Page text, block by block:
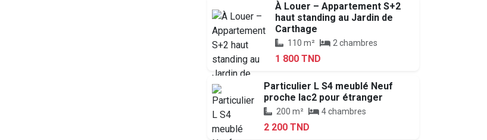
À Louer – Appartement S+2
haut standing au Jardin de
Carthage
110 m² 2 chambres
1 800 TND
Particulier L S4 meublé Neuf
proche lac2 pour étranger
200 m² 4 chambres
2 200 TND